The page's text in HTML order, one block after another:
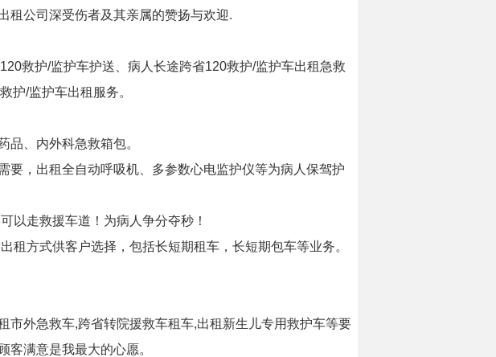
租公司深受伤者及其亲属的赞扬与欢迎.
救护/监护车护送、病人长途跨省120救护/监护车出租急救
护/监护车出租服务。
品、内外科急救箱包。
，出租全自动呼吸机、多参数心电监护仪等为病人保驾护
以走救援车道！为病人争分夺秒！
方式供客户选择，包括长短期租车，长短期包车等业务。
外急救车,跨省转院援救车租车,出租新生儿专用救护车等要
满意是我最大的心愿。